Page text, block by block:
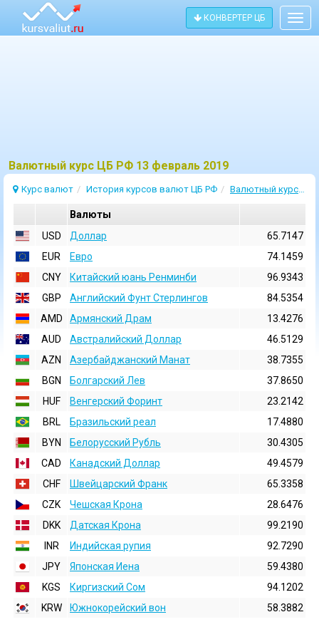
КОНВЕРТЕР ЦБ
Bалютный курс ЦБ РФ 13 февраль 2019
Курс валют История курсов валют ЦБ РФ Валютный курс 13 Февраль 2019
Валюты
USD
Доллар
65.7147
EUR
Евро
74.1459
CNY
Китайский юань Ренминби
96.9343
GBP
Английский Фунт Стерлингов
84.5354
AMD
Армянский Драм
13.4276
AUD
Австралийский Доллар
46.5129
AZN
Азербайджанский Манат
38.7355
BGN
Болгарский Лев
37.8650
HUF
Венгерский Форинт
23.2142
BRL
Бразильский реал
17.4880
BYN
Белорусский Рубль
30.4305
CAD
Канадский Доллар
49.4579
CHF
Швейцарский Франк
65.3358
CZK
Чешская Крона
28.6476
DKK
Датская Крона
99.2190
INR
Индийская pупия
92.7290
JPY
Японская Иена
59.4380
KGS
Киргизский Сом
94.1202
KRW
Южнокорейский вон
58.3882